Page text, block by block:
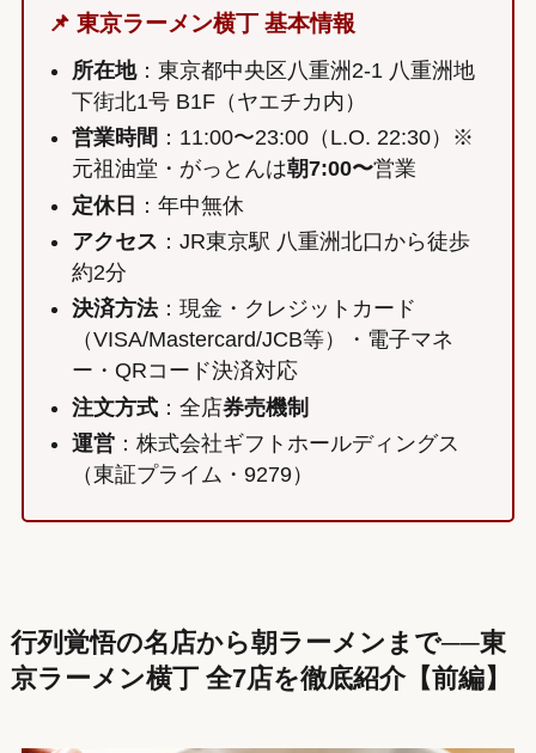
📌 東京ラーメン横丁 基本情報
所在地：東京都中央区八重洲2-1 八重洲地
下街北1号 B1F（ヤエチカ内）
営業時間 ：11:00〜23:00（L.O. 22:30）※
元祖油堂・がっとんは朝7:00〜営業
定休日 ：年中無休
アクセス ：JR東京駅 八重洲北口から徒歩
約2分
決済方法：現金・クレジットカード
（VISA/Mastercard/JCB等）・電子マネ
ー・QRコード決済対応
注文方式：全店券売機制
運営：株式会社ギフトホールディングス
（東証プライム・9279）
行列覚悟の名店から朝ラーメンまで──東
京ラーメン横丁 全7店を徹底紹介【前編】